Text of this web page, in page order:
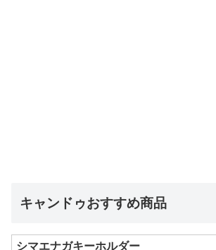
キャンドゥおすすめ商品
シマエナガキーホルダー